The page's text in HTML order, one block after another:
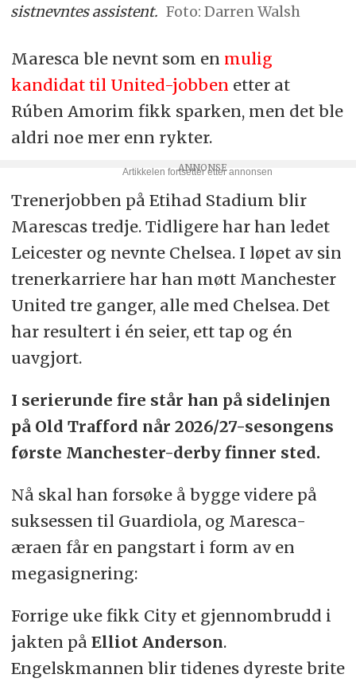
sistnevntes assistent.
Darren Walsh
Maresca ble nevnt som en mulig
kandidat til United-jobben etter at
Rúben Amorim fikk sparken, men det ble
aldri noe mer enn rykter.
Trenerjobben på Etihad Stadium blir
Marescas tredje. Tidligere har han ledet
Leicester og nevnte Chelsea. I løpet av sin
trenerkarriere har han møtt Manchester
United tre ganger, alle med Chelsea. Det
har resultert i én seier, ett tap og én
uavgjort.
I serierunde fire står han på sidelinjen
på Old Trafford når 2026/27-sesongens
første Manchester-derby finner sted.
Nå skal han forsøke å bygge videre på
suksessen til Guardiola, og Maresca-
æraen får en pangstart i form av en
megasignering:
Forrige uke fikk City et gjennombrudd i
jakten på Elliot Anderson.
Engelskmannen blir tidenes dyreste brite